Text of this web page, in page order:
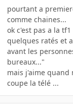
pourtant a
comme chaines...
ok c'est pas a la
quelques ratés et
avant les
bureaux..."
mais j'aime quand
coupe la télé ...